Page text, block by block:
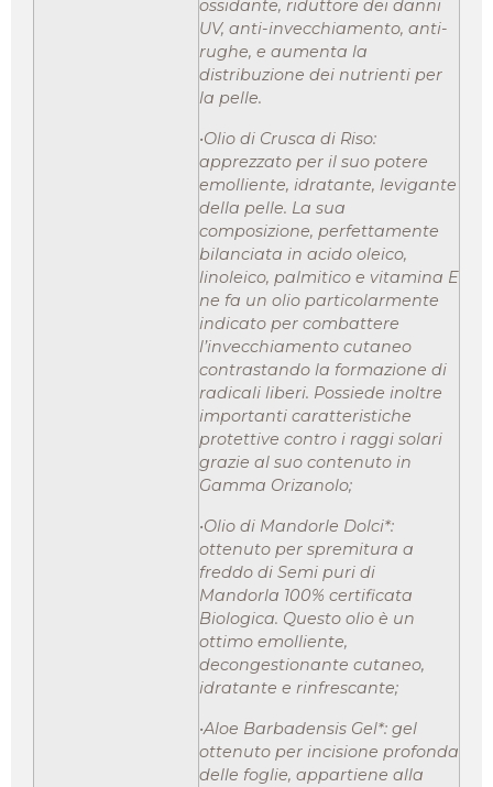
ossidante, riduttore dei danni
UV, anti-invecchiamento, anti-
rughe, e aumenta la
distribuzione dei nutrienti per
la pelle.
•Olio di Crusca di Riso:
apprezzato per il suo potere
emolliente, idratante, levigante
della pelle. La sua
composizione, perfettamente
bilanciata in acido oleico,
linoleico, palmitico e vitamina E
ne fa un olio particolarmente
indicato per combattere
l’invecchiamento cutaneo
contrastando la formazione di
radicali liberi. Possiede inoltre
importanti caratteristiche
protettive contro i raggi solari
grazie al suo contenuto in
Gamma Orizanolo;
•Olio di Mandorle Dolci*:
ottenuto per spremitura a
freddo di Semi puri di
Mandorla 100% certificata
Biologica. Questo olio è un
ottimo emolliente,
decongestionante cutaneo,
idratante e rinfrescante;
•Aloe Barbadensis Gel*: gel
ottenuto per incisione profonda
delle foglie, appartiene alla